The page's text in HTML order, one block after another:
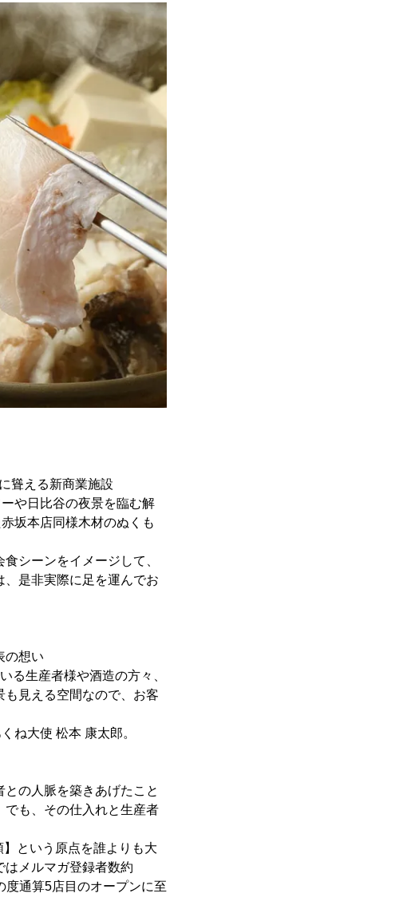
聳える新商業施設
や日比谷の夜景を臨む解
坂本店同様木材のぬくも
シーンをイメージして、
是非実際に足を運んでお
の想い
る生産者様や酒造の方々、
見える空間なので、お客
ね大使 松本 康太郎。
の人脈を築きあげたこと
でも、その仕入れと生産者
という原点を誰よりも大
メルマガ登録者数約
度通算5店目のオープンに至